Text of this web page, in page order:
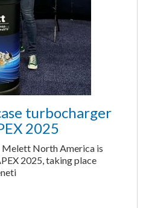
turbocharger
2025
North America is
2025, taking place